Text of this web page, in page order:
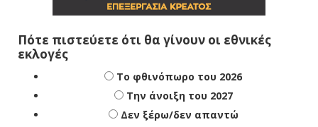
Πότε πιστεύετε ότι θα γίνουν οι εθνικές
εκλογές